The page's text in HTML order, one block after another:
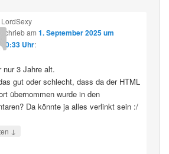
LordSexy
schriebam 1. September 2025 um
10:33 Uhr:
nur 3 Jahre alt.
gut oder schlecht, dass da der HTML
übernommen wurde in den
Da könnte ja alles verlinkt sein :/
↓